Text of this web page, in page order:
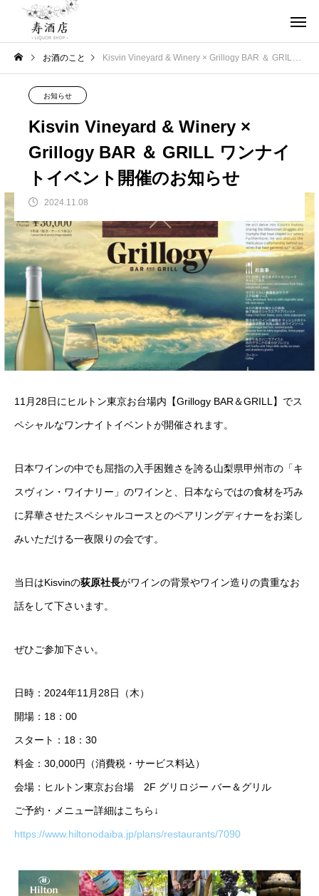
お酒のこと Kisvin Vineyard & Winery × Grillogy BAR ＆ GRILL ワンナイトイベント開催のお知らせ
お知らせ
Kisvin Vineyard & Winery ×
Grillogy BAR ＆ GRILL ワンナイ
トイベント開催のお知らせ
2024.11.08
11月28日にヒルトン東京お台場内【Grillogy BAR＆GRILL】でス
ペシャルなワンナイトイベントが開催されます。
日本ワインの中でも屈指の入手困難さを誇る山梨県甲州市の「キ
スヴィン・ワイナリー」のワインと、日本ならではの食材を巧み
に昇華させたスペシャルコースとのペアリングディナーをお楽し
みいただける一夜限りの会です。
当日はKisvinの荻原社長がワインの背景やワイン造りの貴重なお
話をして下さいます。
ぜひご参加下さい。
日時：2024年11月28日（木）
開場：18：00
スタート：18：30
料金：30,000円（消費税・サービス料込）
会場：ヒルトン東京お台場 2F グリロジー バー＆グリル
ご予約・メニュー詳細はこちら↓
https://www.hiltonodaiba.jp/plans/restaurants/7090